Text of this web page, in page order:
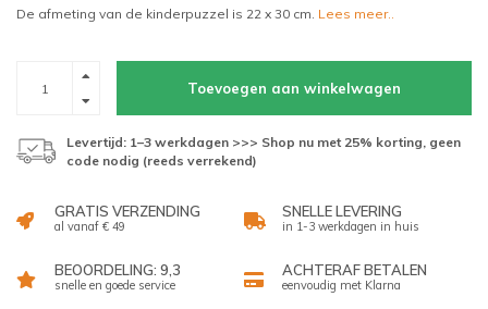
De afmeting van de kinderpuzzel is 22 x 30 cm. Lees meer..
Toevoegen aan winkelwagen
Levertijd: 1–3 werkdagen >>> Shop nu met 25% korting, geen
code nodig (reeds verrekend)
GRATIS VERZENDING
al vanaf € 49
SNELLE LEVERING
in 1-3 werkdagen in huis
BEOORDELING: 9,3
snelle en goede service
ACHTERAF BETALEN
eenvoudig met Klarna